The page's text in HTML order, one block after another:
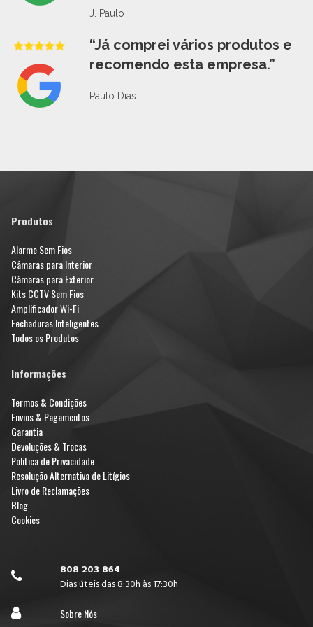
J. Paulo
“Já comprei vários produtos e
recomendo esta empresa.”
Paulo Dias
Produtos
Alarme Sem Fios
Câmaras para Interior
Câmaras para Exterior
Kits CCTV Sem Fios
Amplificador Wi-Fi
Fechaduras Inteligentes
Todos os Produtos
Informações
Termos & Condições
Envios & Pagamentos
Garantia
Devoluções & Trocas
Politica de Privacidade
Resolução Alternativa de Litígios
Livro de Reclamações
Blog
Cookies

808 203 864
Dias úteis das 8:30h às 17:30h
 Sobre Nós